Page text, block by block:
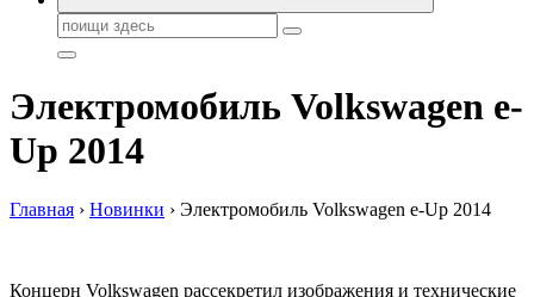
Поиск:
Электромобиль Volkswagen e-
Up 2014
Главная › Новинки › Электромобиль Volkswagen e-Up 2014
Концерн Volkswagen рассекретил изображения и технические